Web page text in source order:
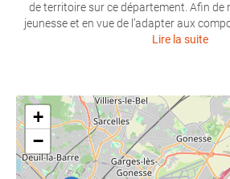
de territoire sur ce département. Afin de
jeunesse et en vue de l’adapter aux
Lire la suite
+
−